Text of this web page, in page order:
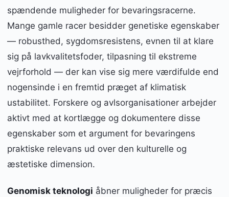
spændende muligheder for bevaringsracerne.
Mange gamle racer besidder genetiske egenskaber
— robusthed, sygdomsresistens, evnen til at klare
sig på lavkvalitetsfoder, tilpasning til ekstreme
vejrforhold — der kan vise sig mere værdifulde end
nogensinde i en fremtid præget af klimatisk
ustabilitet. Forskere og avlsorganisationer arbejder
aktivt med at kortlægge og dokumentere disse
egenskaber som et argument for bevaringens
praktiske relevans ud over den kulturelle og
æstetiske dimension.
Genomisk teknologi åbner muligheder for præcis